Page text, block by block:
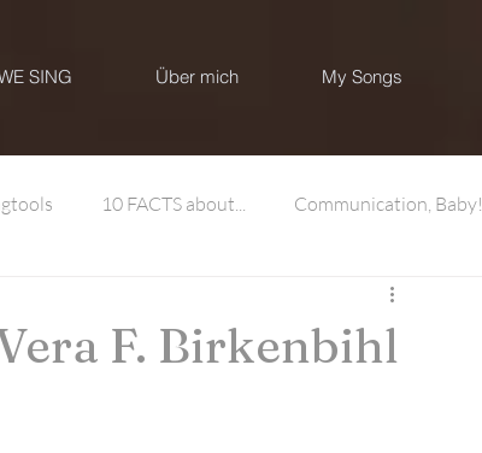
SING Über mich My Songs
10 FACTS about... Communication, Baby!
F. Birkenbihl